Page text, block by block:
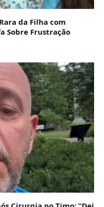
da Filha com
Sobre Frustração